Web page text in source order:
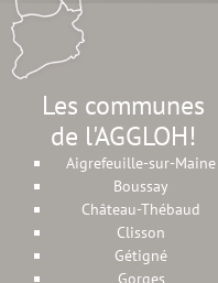
Les communes
de l'AGGLOH!
Aigrefeuille-sur-Maine
Boussay
Château-Thébaud
Clisson
Gétigné
Gorges